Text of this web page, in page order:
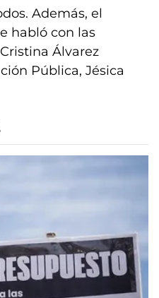
Además, el
habló con las
Álvarez
Pública, Jésica